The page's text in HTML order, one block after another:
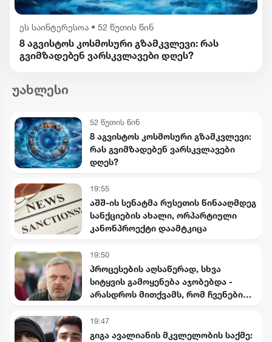
ეს საინტერესოა • 52 წუთის წინ
8 აგვისტოს კოსმოსური გზამკვლევი: რას
გვიმზადებენ ვარსკვლავები დღეს?
უახლესი
52 წუთის წინ
8 აგვისტოს კოსმოსური გზამკვლევი:
რას გვიმზადებენ ვარსკვლავები
დღეს?
19:55
აშშ-ის სენატმა რუსეთის წინააღმდეგ
სანქციების ახალი, ორპარტიული
კანონპროექტი დაამტკიცა
19:50
პროცესების აღსაწერად, სხვა
სიტყვის გამოყენება აჯობებდა -
არასდროს მითქვამს, რომ ჩვენები
"ხვრეტდნენ" - ბარამიძე
19:47
გიგა ავალიანის მკვლელობის საქმე: